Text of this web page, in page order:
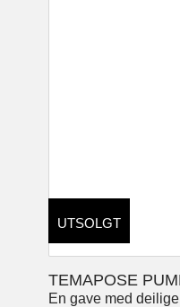
TEMAPOSE
En gave med
UTSOLGT